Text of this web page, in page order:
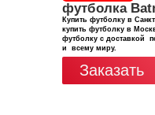
футболка
Купить футболку в
купить футболку в
футболку с доставкой
и всему миру.
Заказать